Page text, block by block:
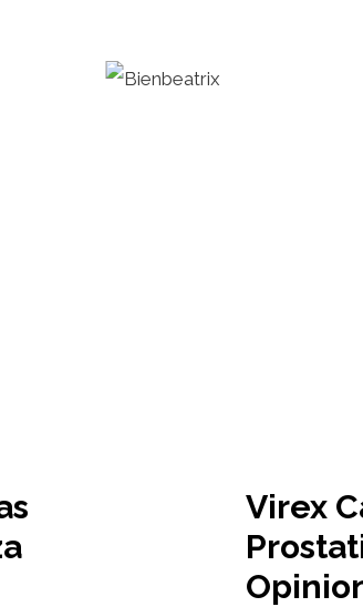
Virex